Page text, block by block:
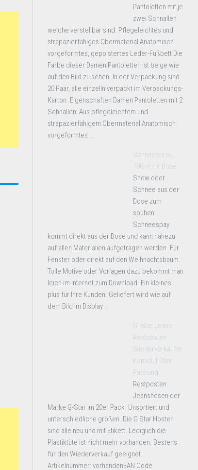
Pantoletten mit je
zwei Schnallen
welche verstellbar sind. Pflegeleichtes und
strapazierfähiges Obermaterial Anatomisch
vorgeformtes, gepolstertes Leder-Fußbett Die
Farbe dieser Damen Pantoletten ist beige wie
auf den Bild zu sehen. In der Verpackung sind
20 Paar, alle einzelln verpackt im Verpackungs-
Karton. Eigenschaften Damen Pantoletten mit 2
Schnallen: Aus pflegeleichtem und
strapazierfähigem Obermaterial Anatomisch
vorgeformtes ...
Schneespray ,
100ml mit Dose
Snow oder
Schnee aus der
Dose zum
spühen.
Schneespay
kommt direkt aus der Dose und kann nahezu
auf allen Materialien aufgetragen werden. Für
Fenster oder direkt auf den Weihnachtsbaum.
Tolle Motive oder Vorlagen dazu bekommt man
leich im Internet zum Download. Ein kleines
plus für Ihre Kunden. Geliefert wird wie auf
dem Bild im Display ...
G -Star Jeans
Restposten
Wiederverkäufer
Konvolut 20er
Packung
Restposten
Jeanshosen der
Marke G-Star im 20er Pack. Unsortiert und
unterschiedliche größen. Die G Star Hosten
sind alle neu und mit Etikett. Lediglich die
Plastiktüte ist nicht mehr vorhanden. Bestens
für den Wiederverkauf geeignet.
Artikelnummer: vorhandenEAN Code